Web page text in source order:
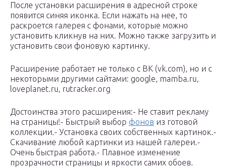
После установки расширения в адресной строке
появится синяя иконка. Если нажать на нее, то
раскроется галерея с фонами, которые можно
установить кликнув на них. Можно также загрузить и
установить свои фоновую картинку.
Расширение работает не только с ВК (vk.com), но и с
некоторыми другими сайтами: google, mamba.ru,
loveplanet.ru, rutracker.org
Достоинства этого расширения:- Не ставит рекламу
на страницы!- Быстрый выбор фонов из готовой
коллекции.- Установка своих собственных картинок.-
Скачивание любой картинки из нашей галереи.-
Очень быстрая работа.- Плавное изменение
прозрачности страницы и яркости самих обоев.